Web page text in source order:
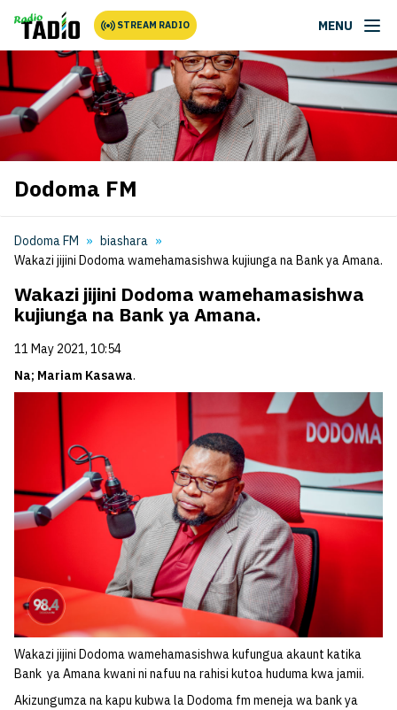
STREAM RADIO MENU
Dodoma FM
Dodoma FM
biashara
Wakazi jijini Dodoma wamehamasishwa kujiunga na Bank ya Amana.
Wakazi jijini Dodoma wamehamasishwa
kujiunga na Bank ya Amana.
11 May 2021, 10:54
Na; Mariam Kasawa.
Wakazi jijini Dodoma wamehamasishwa kufungua akaunt katika
Bank ya Amana kwani ni nafuu na rahisi kutoa huduma kwa jamii.
Akizungumza na kapu kubwa la Dodoma fm meneja wa bank ya